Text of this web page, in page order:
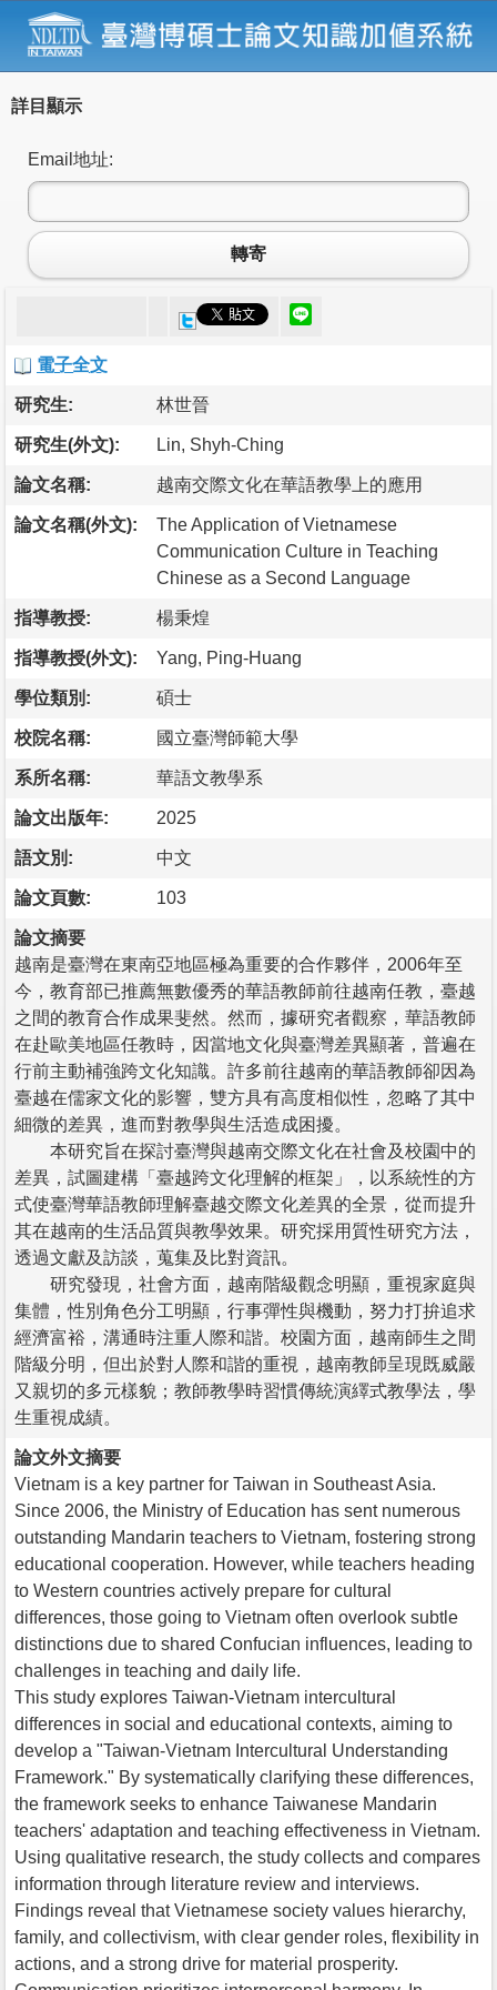
詳目顯示
Email地址:
轉寄
電子全文
研究生: 林世晉
研究生(外文): Lin, Shyh-Ching
論文名稱: 越南交際文化在華語教學上的應用
論文名稱(外文):
The Application of Vietnamese
Communication Culture in Teaching
Chinese as a Second Language
指導教授: 楊秉煌
指導教授(外文): Yang, Ping-Huang
學位類別: 碩士
校院名稱: 國立臺灣師範大學
系所名稱: 華語文教學系
論文出版年: 2025
語文別: 中文
論文頁數: 103
論文摘要
越南是臺灣在東南亞地區極為重要的合作夥伴，2006年至
今，教育部已推薦無數優秀的華語教師前往越南任教，臺越
之間的教育合作成果斐然。然而，據研究者觀察，華語教師
在赴歐美地區任教時，因當地文化與臺灣差異顯著，普遍在
行前主動補強跨文化知識。許多前往越南的華語教師卻因為
臺越在儒家文化的影響，雙方具有高度相似性，忽略了其中
細微的差異，進而對教學與生活造成困擾。
本研究旨在探討臺灣與越南交際文化在社會及校園中的
差異，試圖建構「臺越跨文化理解的框架」，以系統性的方
式使臺灣華語教師理解臺越交際文化差異的全景，從而提升
其在越南的生活品質與教學效果。研究採用質性研究方法，
透過文獻及訪談，蒐集及比對資訊。
研究發現，社會方面，越南階級觀念明顯，重視家庭與
集體，性別角色分工明顯，行事彈性與機動，努力打拚追求
經濟富裕，溝通時注重人際和諧。校園方面，越南師生之間
階級分明，但出於對人際和諧的重視，越南教師呈現既威嚴
又親切的多元樣貌；教師教學時習慣傳統演繹式教學法，學
生重視成績。
論文外文摘要
Vietnam is a key partner for Taiwan in Southeast Asia.
Since 2006, the Ministry of Education has sent numerous
outstanding Mandarin teachers to Vietnam, fostering strong
educational cooperation. However, while teachers heading
to Western countries actively prepare for cultural
differences, those going to Vietnam often overlook subtle
distinctions due to shared Confucian influences, leading to
challenges in teaching and daily life.
This study explores Taiwan-Vietnam intercultural
differences in social and educational contexts, aiming to
develop a "Taiwan-Vietnam Intercultural Understanding
Framework." By systematically clarifying these differences,
the framework seeks to enhance Taiwanese Mandarin
teachers' adaptation and teaching effectiveness in Vietnam.
Using qualitative research, the study collects and compares
information through literature review and interviews.
Findings reveal that Vietnamese society values hierarchy,
family, and collectivism, with clear gender roles, flexibility in
actions, and a strong drive for material prosperity.